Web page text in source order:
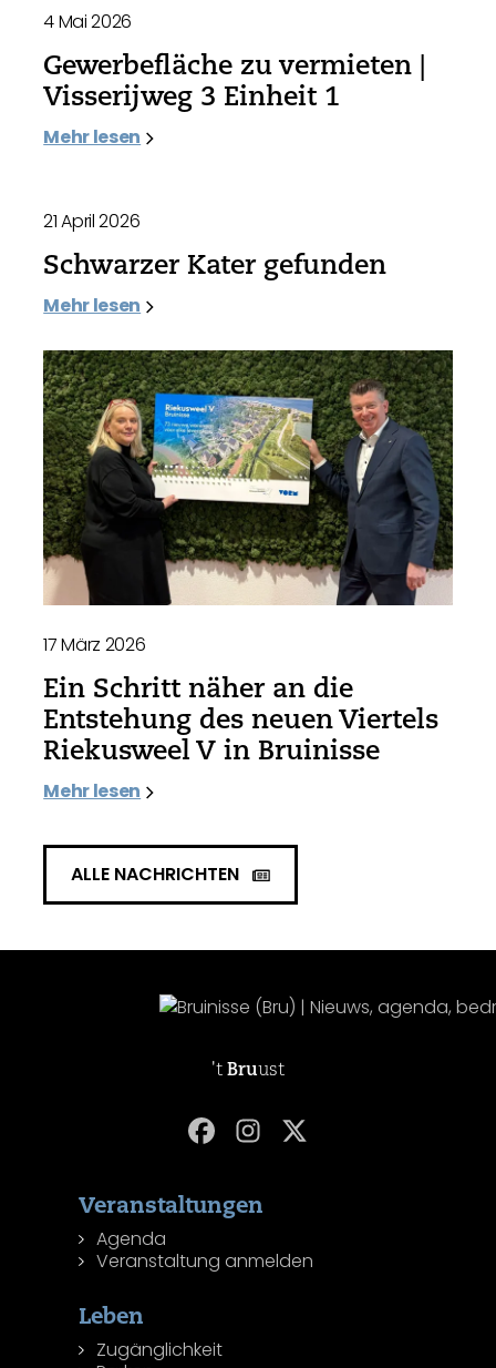
4 Mai 2026
Gewerbefläche zu vermieten |
Visserijweg 3 Einheit 1
Mehr lesen
21 April 2026
Schwarzer Kater gefunden
Mehr lesen
17 März 2026
Ein Schritt näher an die
Entstehung des neuen Viertels
Riekusweel V in Bruinisse
Mehr lesen
ALLE NACHRICHTEN
't Bruust
Veranstaltungen
Agenda
Veranstaltung anmelden
Leben
Zugänglichkeit